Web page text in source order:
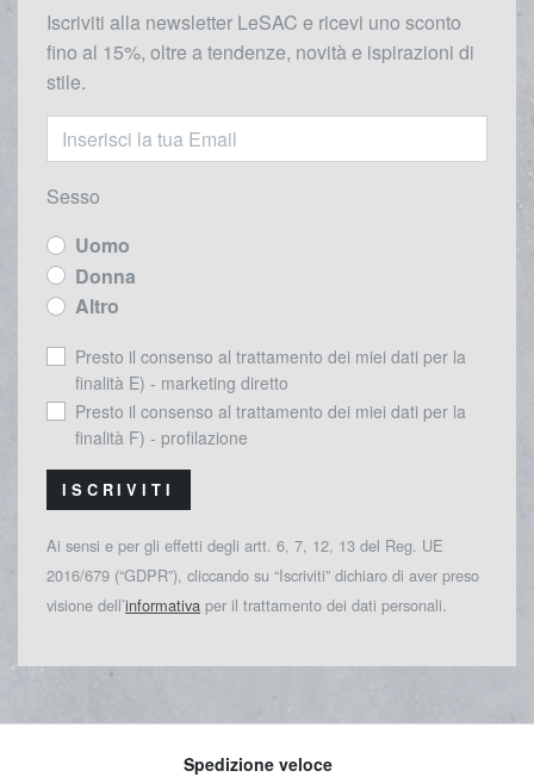
Iscriviti alla newsletter LeSAC e ricevi uno sconto
fino al 15%, oltre a tendenze, novità e ispirazioni di
stile.
Sesso
Uomo
Donna
Altro
Presto il consenso al trattamento dei miei dati per la
finalità E) - marketing diretto
Presto il consenso al trattamento dei miei dati per la
finalità F) - profilazione
ISCRIVITI
Ai sensi e per gli effetti degli artt. 6, 7, 12, 13 del Reg. UE
2016/679 (“GDPR”), cliccando su “Iscriviti” dichiaro di aver preso
visione dell’informativa per il trattamento dei dati personali.
Spedizione veloce